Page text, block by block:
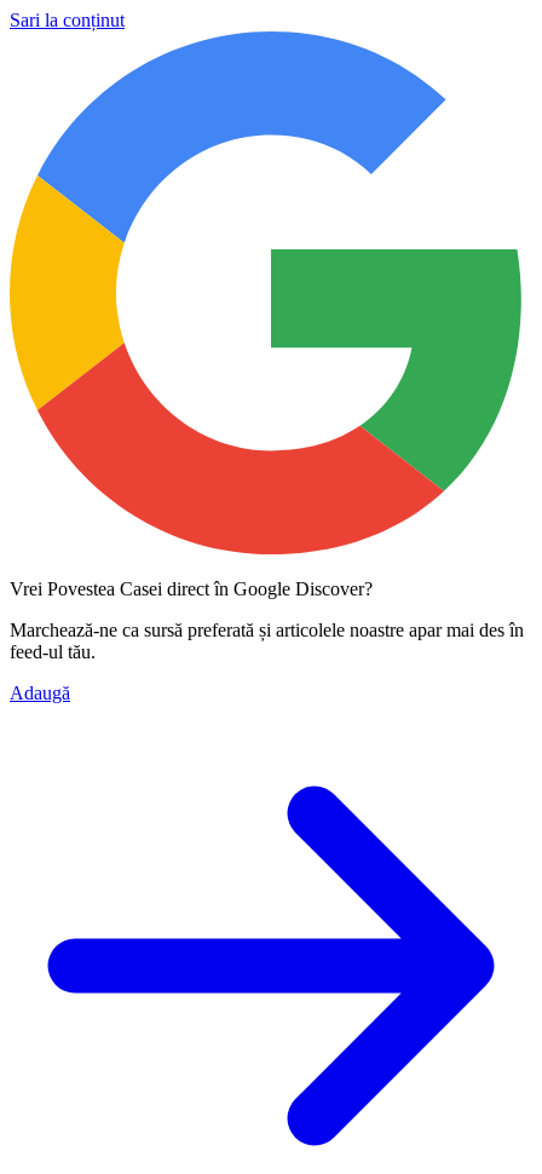
Sari la conținut
Vrei Povestea Casei direct în Google Discover?
Marchează-ne ca sursă preferată și articolele noastre apar mai des în
feed-ul tău.
Adaugă